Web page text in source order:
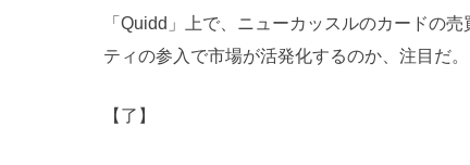
「Quidd」上で、ニューカッスルのカードの
ティの参入で市場が活発化するのか、注目だ。
【了】